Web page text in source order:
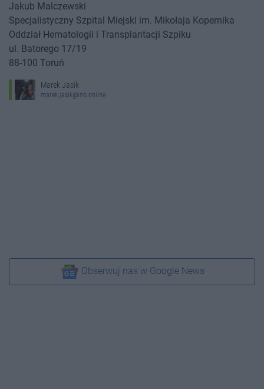
Jakub Malczewski
Specjalistyczny Szpital Miejski im. Mikołaja Kopernika
Oddział Hematologii i Transplantacji Szpiku
ul. Batorego 17/19
88-100 Toruń
Marek Jasik
marek.jasik@ino.online
Obserwuj nas w Google News